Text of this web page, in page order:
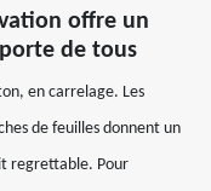
offre un
de tous
en carrelage. Les
de feuilles donnent un
regrettable. Pour